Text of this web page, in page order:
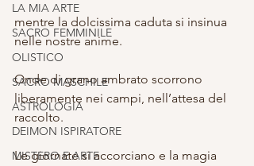
LA MIA ARTE
SACRO FEMMINILE
OLISTICO
SACRO MASCHILE
ASTROLOGIA
DEIMON ISPIRATORE
MISTERO E ARTE
mentre la dolcissima caduta si insinua
nelle nostre anime.
Onde di grano ambrato scorrono
liberamente nei campi, nell’attesa del
raccolto.
Le giornate si accorciano e la magia